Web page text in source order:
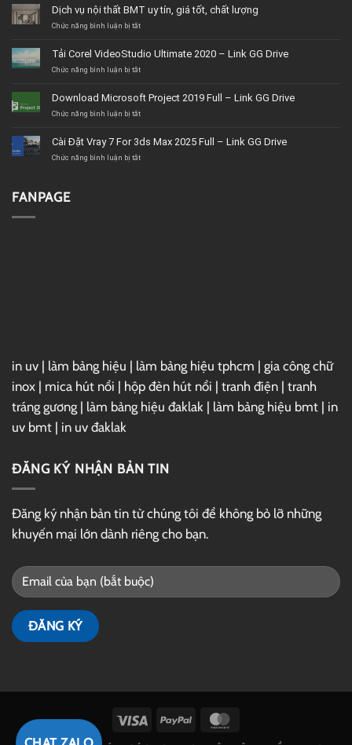
Dịch vụ nội thất BMT uy tín, giá tốt, chất lượng
Chức năng bình luận bị tắtở
nội
thất
tín,
giá
lượng
Tải Corel VideoStudio Ultimate 2020 – Link GG Drive
Chức năng bình luận bị tắtở
VideoStudio
Ultimate
Link
GG
Download Microsoft Project 2019 Full – Link GG Drive
Chức năng bình luận bị tắtở
Project
2019
Cài Đặt Vray 7 For 3ds Max 2025 Full – Link GG Drive
Chức năng bình luận bị tắtở
FANPAGE
in uv | làm bảng hiệu | làm bảng hiệu tphcm | gia công chữ
inox | mica hút nổi | hộp đèn hút nổi | tranh điện | tranh
tráng gương | làm bảng hiệu đaklak | làm bảng hiệu bmt | in
uv bmt | in uv đaklak
ĐĂNG KÝ NHẬN BẢN TIN
Đăng ký nhận bản tin từ chúng tôi để không bỏ lỡ những
khuyến mại lớn dành riêng cho bạn.
Visa PayPal